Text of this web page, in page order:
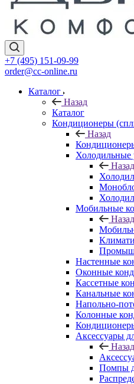
+7 (495) 151-09-99
order@cc-online.ru
Каталог
Назад
Каталог
Кондиционеры
Назад
Холодильные
Назад
Мобильные
Назад
Настенные
Оконные
Кассетные
Канальные
Напольно-
Колонные
Аксессуары
Назад
Помпы